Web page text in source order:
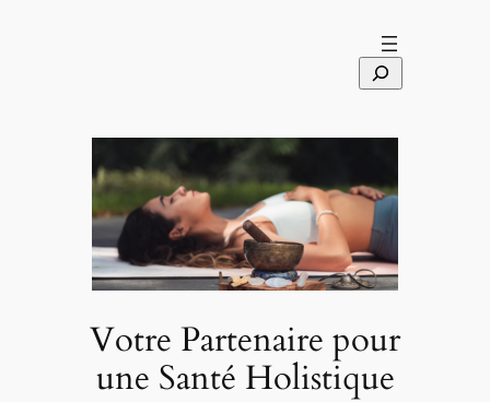
e
r
h
Votre Partenaire pour
une Santé Holistique